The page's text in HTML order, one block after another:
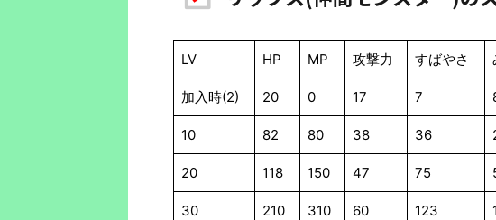
LV HP MP 攻撃力 すばやさ
加入時(2) 20 0 17 7
10 82 80 38 36
20 118 150 47 75
30 210 310 60 123